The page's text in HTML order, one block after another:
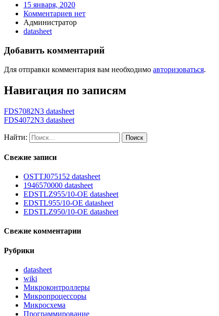
15 января, 2020
Комментариев нет
Администратор
datasheet
Добавить комментарий
Для отправки комментария вам необходимо авторизоваться.
Навигация по записям
FDS7082N3 datasheet
FDS4072N3 datasheet
Найти:
Свежие записи
OSTTJ075152 datasheet
1946570000 datasheet
EDSTLZ955/10-OE datasheet
EDSTL955/10-OE datasheet
EDSTLZ950/10-OE datasheet
Свежие комментарии
Рубрики
datasheet
wiki
Микроконтроллеры
Микропроцессоры
Микросхема
Программирование